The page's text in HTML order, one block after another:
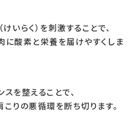
いらく）を刺激することで、
に酸素と栄養を届けやすくしま
を整えることで、
りの悪循環を断ち切ります。